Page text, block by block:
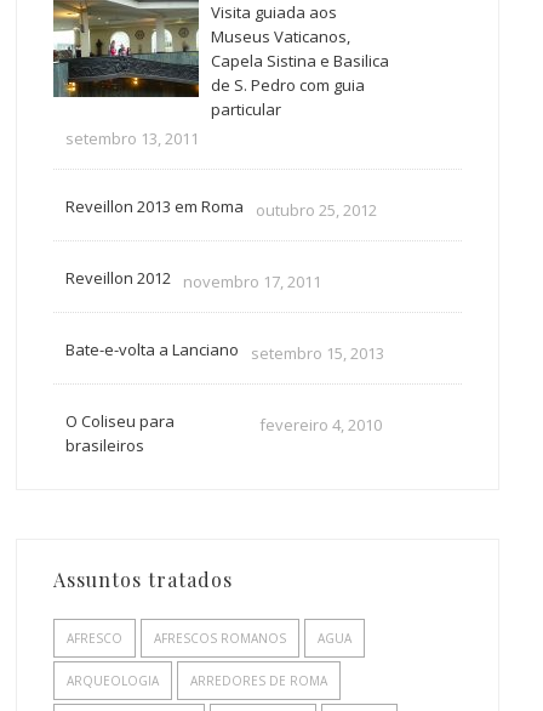
Visita guiada aos
Museus Vaticanos,
Capela Sistina e Basilica
de S. Pedro com guia
particular
setembro 13, 2011
Reveillon 2013 em Roma outubro 25, 2012
Reveillon 2012 novembro 17, 2011
Bate-e-volta a Lanciano setembro 15, 2013
O Coliseu para
brasileiros
fevereiro 4, 2010
Assuntos tratados
AFRESCO AFRESCOS ROMANOS AGUA
ARQUEOLOGIA ARREDORES DE ROMA